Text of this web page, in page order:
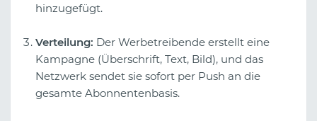
hinzugefügt.
Verteilung: Der Werbetreibende erstellt eine
Kampagne (Überschrift, Text, Bild), und das
Netzwerk sendet sie sofort per Push an die
gesamte Abonnentenbasis.